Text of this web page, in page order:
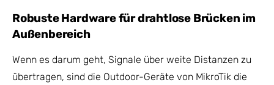
Robuste Hardware für drahtlose Brücken im
Außenbereich
Wenn es darum geht, Signale über weite Distanzen zu
übertragen, sind die Outdoor-Geräte von MikroTik die